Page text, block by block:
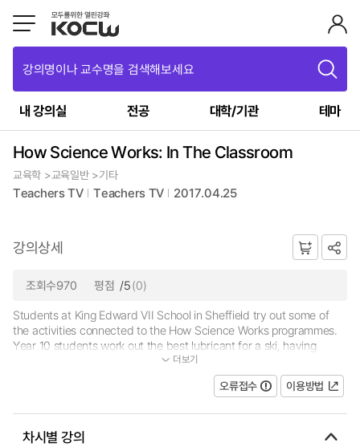
강의명이나 교수명을 검색해보세요
내 강의실 전공 대학/기관 테마
How Science Works: In The Classroom
교육학 >교육일반 >기타
Teachers TV Teachers TV 2017.04.25
강의상세
조회수970 평점 /5(0)
Students at King Edward VII School in Sheffield try out some of
the activities connected to the How Science Works programmes.
Year 10 students work out the best lubricant for a ski, having
watched Peter Styring developing a self-lubricating ski in the pro...
더보기
오류접수 이용방법
차시별 강의